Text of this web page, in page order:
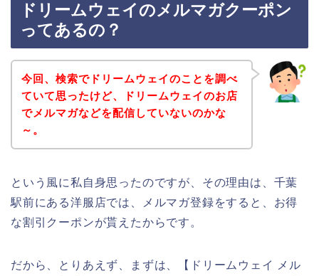
ドリームウェイのメルマガクーポン
ってあるの？
今回、検索でドリームウェイのことを調べ
ていて思ったけど、ドリームウェイのお店
でメルマガなどを配信していないのかな
～。
という風に私自身思ったのですが、その理由は、千葉
駅前にある洋服店では、メルマガ登録をすると、お得
な割引クーポンが貰えたからです。
だから、とりあえず、まずは、【ドリームウェイ メル